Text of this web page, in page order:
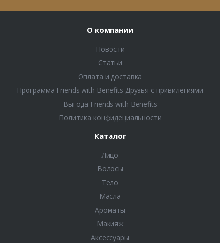
О компании
Новости
Статьи
Оплата и доставка
Программа Friends with Benefits Друзья с привилегиями
Выгода Friends with Benefits
Политика конфидециальности
Каталог
Лицо
Волосы
Тело
Масла
Ароматы
Макияж
Аксессуары